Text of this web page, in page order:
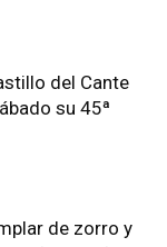
del Cante
su 45ª
de zorro y